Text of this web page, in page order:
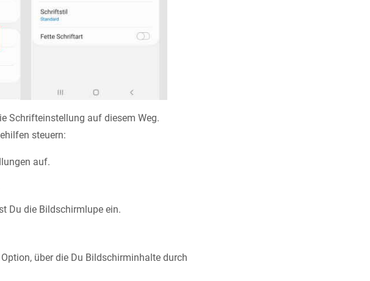
Schrifteinstellung auf diesem Weg.
steuern:
auf.
Du die Bildschirmlupe ein.
über die Du Bildschirminhalte durch